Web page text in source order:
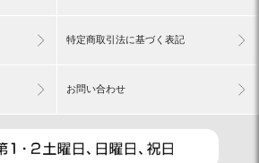
特定商取引法に基づく表記
お問い合わせ